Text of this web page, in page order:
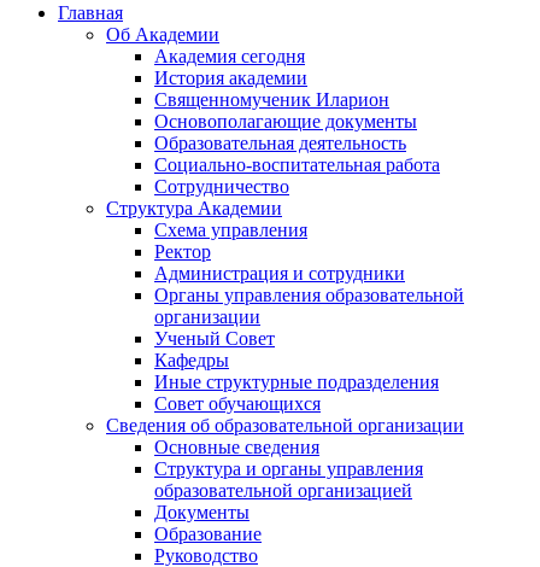
Главная
Об Академии
Академия сегодня
История академии
Священномученик Иларион
Основополагающие документы
Образовательная деятельность
Социально-воспитательная работа
Сотрудничество
Структура Академии
Схема управления
Ректор
Администрация и сотрудники
Органы управления образовательной
организации
Ученый Совет
Кафедры
Иные структурные подразделения
Совет обучающихся
Сведения об образовательной организации
Основные сведения
Структура и органы управления
образовательной организацией
Документы
Образование
Руководство